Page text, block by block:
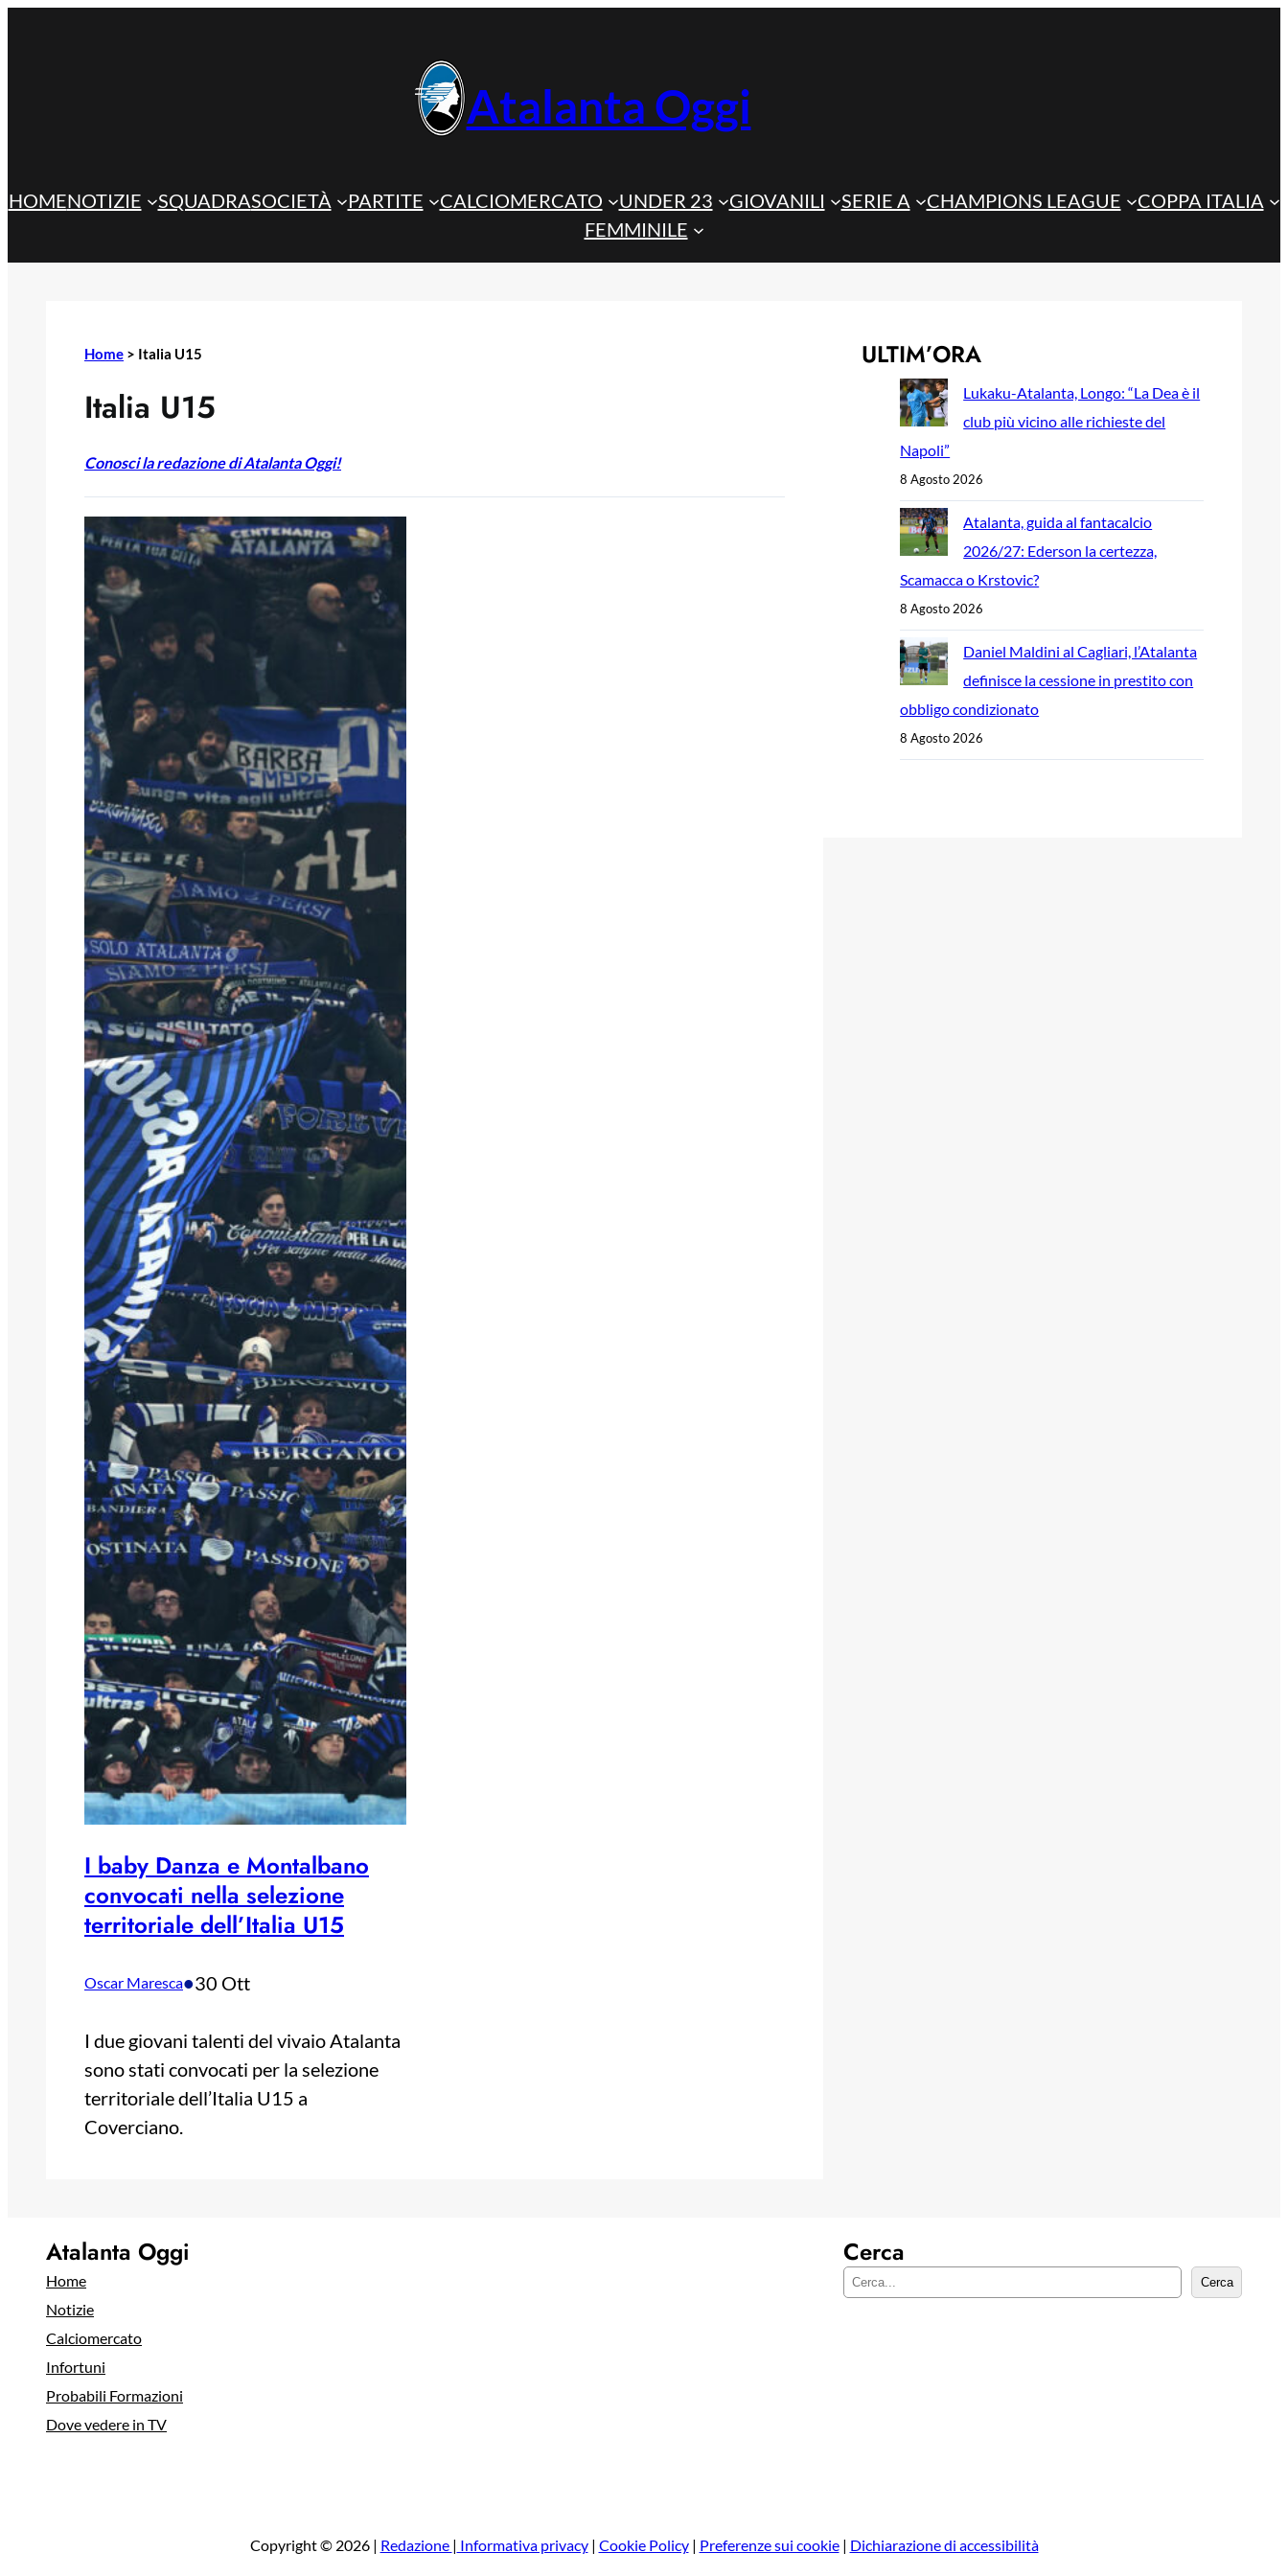
Atalanta Oggi
HOMENOTIZIE SQUADRASOCIETÀ PARTITE CALCIOMERCATO UNDER 23 GIOVANILI SERIE A CHAMPIONS LEAGUE
COPPA ITALIA
FEMMINILE
Home > Italia U15
Italia U15
Conosci la redazione di Atalanta Oggi!
I baby Danza e Montalbano
convocati nella selezione
territoriale dell’Italia U15
Oscar Maresca•30 Ott
I due giovani talenti del vivaio Atalanta
sono stati convocati per la selezione
territoriale dell’Italia U15 a
Coverciano.
ULTIM’ORA
Lukaku-Atalanta, Longo: “La Dea è il
club più vicino alle richieste del
Napoli”
8 Agosto 2026
Atalanta, guida al fantacalcio
2026/27: Ederson la certezza,
Scamacca o Krstovic?
8 Agosto 2026
Daniel Maldini al Cagliari, l’Atalanta
definisce la cessione in prestito con
obbligo condizionato
8 Agosto 2026
Atalanta Oggi
Home
Notizie
Calciomercato
Infortuni
Probabili Formazioni
Dove vedere in TV
Cerca
C
Cerca
Copyright © 2026 | Redazione | Informativa privacy| Cookie Policy| Preferenze sui cookie| Dichiarazione di accessibilità